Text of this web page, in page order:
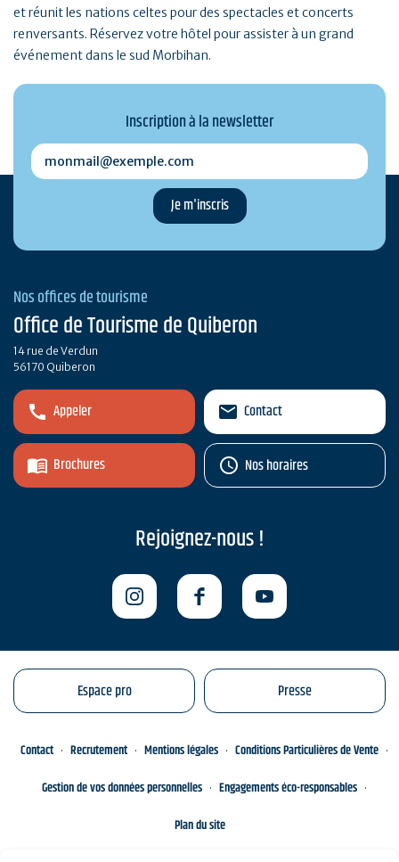
et réunit les nations celtes pour des spectacles et concerts
renversants. Réservez votre hôtel pour assister à un grand
événement dans le sud Morbihan.
Inscription à la newsletter
monmail@exemple.com
Nos offices de tourisme
Office de Tourisme de Quiberon
14 rue de Verdun
56170 Quiberon
Appeler
Brochures
Contact
Nos horaires
Rejoignez-nous !
Espace pro Presse
Contact Recrutement Mentions légales
Conditions Particulières de Vente
Gestion de vos données personnelles
Engagements éco-responsables
Plan du site